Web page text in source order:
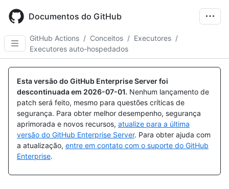
main
content
Documentos do GitHub
GitHub Actions / Conceitos / Executores /
Executores auto-hospedados
Esta versão do GitHub Enterprise Server foi
descontinuada em 2026-07-01. Nenhum lançamento de
patch será feito, mesmo para questões críticas de
segurança. Para obter melhor desempenho, segurança
aprimorada e novos recursos, atualize para a última
versão do GitHub Enterprise Server. Para obter ajuda com
a atualização, entre em contato com o suporte do GitHub
Enterprise.